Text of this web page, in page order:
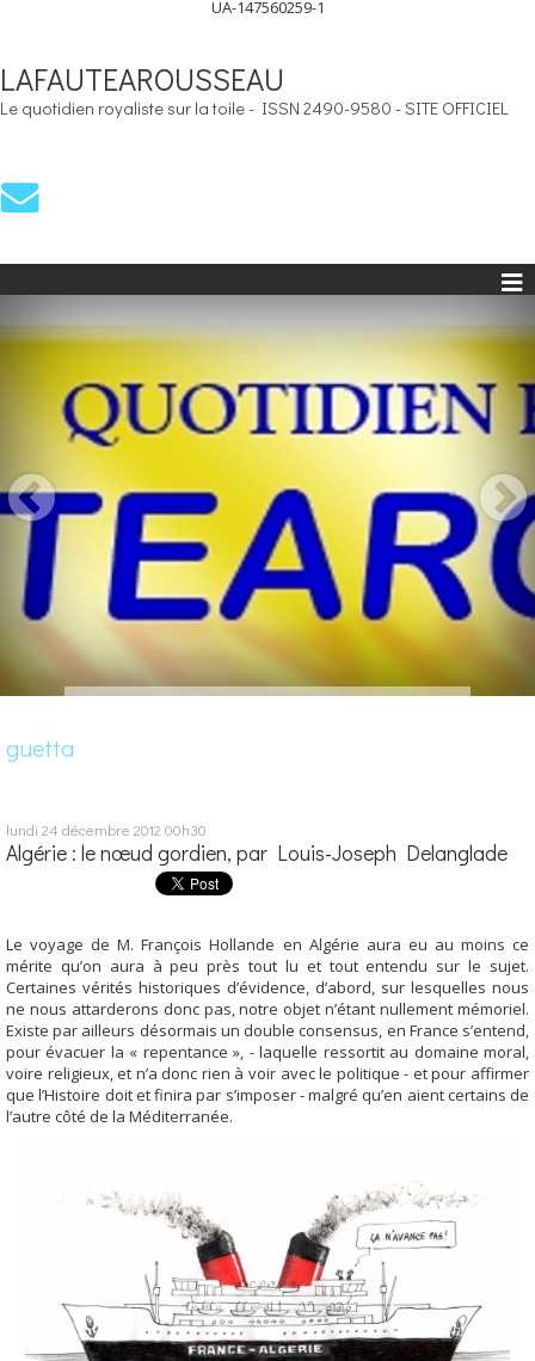
UA-147560259-1
LAFAUTEAROUSSEAU
Le quotidien royaliste sur la toile - ISSN 2490-9580 - SITE OFFICIEL
guetta
lundi 24 décembre 2012 00h30
Algérie : le nœud gordien, par Louis-Joseph Delanglade
Le voyage de M. François Hollande en Algérie aura eu au moins ce
mérite qu’on aura à peu près tout lu et tout entendu sur le sujet.
Certaines vérités historiques d’évidence, d’abord, sur lesquelles nous
ne nous attarderons donc pas, notre objet n’étant nullement mémoriel.
Existe par ailleurs désormais un double consensus, en France s’entend,
pour évacuer la « repentance », - laquelle ressortit au domaine moral,
voire religieux, et n’a donc rien à voir avec le politique - et pour affirmer
que l’Histoire doit et finira par s’imposer - malgré qu’en aient certains de
l’autre côté de la Méditerranée.